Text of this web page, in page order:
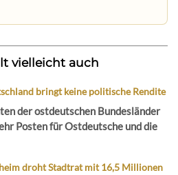
vielleicht auch
bringt keine politische Rendite
der ostdeutschen Bundesländer
Posten für Ostdeutsche und die
droht Stadtrat mit 16,5 Millionen